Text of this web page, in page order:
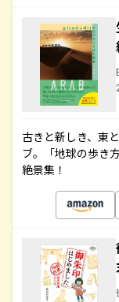
古きと新しき、東
ブ。「地球の歩き
絶景集！